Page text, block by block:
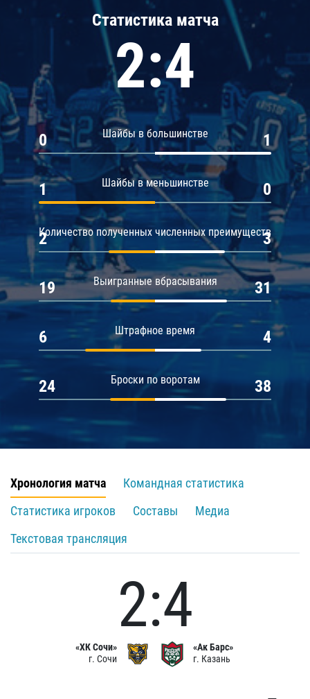
Статистика матча
2:4
Шайбы в большинстве
0 1
Шайбы в меньшинстве
1 0
Количество полученных численных преимуществ
2 3
Выигранные вбрасывания
19 31
Штрафное время
6 4
Броски по воротам
24 38
Хронология матча
Командная статистика
Статистика игроков
Составы
Медиа
Текстовая трансляция
«ХК Сочи»
г. Сочи
2:4
«Ак Барс»
г. Казань